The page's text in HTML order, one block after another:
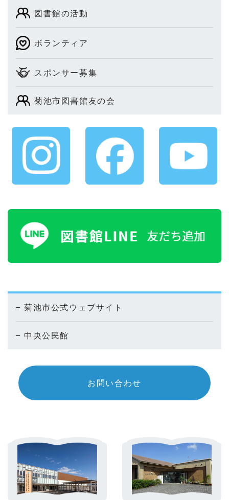
図書館の活動
ボランティア
スポンサー募集
菊池市図書館友の会
菊池市公式ウェブサイト
中央公民館
お問い合わせ